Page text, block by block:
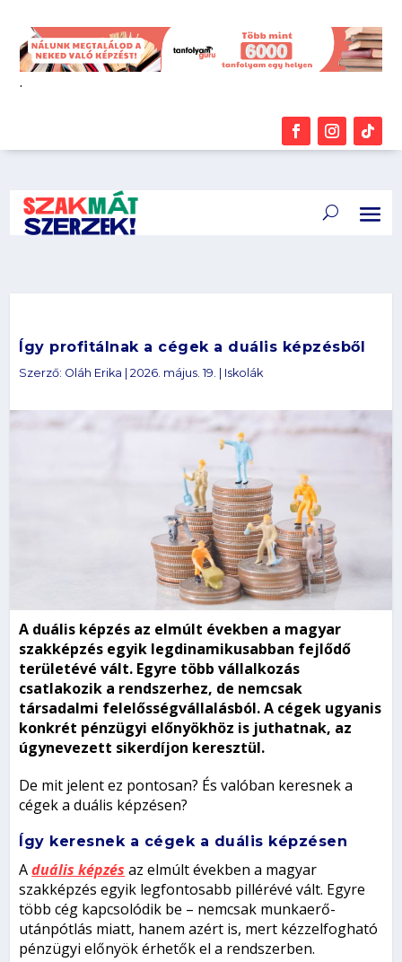
.
Így profitálnak a cégek a duális képzésből
Szerző: Oláh Erika |2026. május. 19. Iskolák
A duális képzés az elmúlt években a magyar
szakképzés egyik legdinamikusabban fejlődő
területévé vált. Egyre több vállalkozás
csatlakozik a rendszerhez, de nemcsak
társadalmi felelősségvállalásból. A cégek ugyanis
konkrét pénzügyi előnyökhöz is juthatnak, az
úgynevezett sikerdíjon keresztül.
De mit jelent ez pontosan? És valóban keresnek a
cégek a duális képzésen?
Így keresnek a cégek a duális képzésen
Aduális képzés az elmúlt években a magyar
szakképzés egyik legfontosabb pillérévé vált. Egyre
több cég kapcsolódik be – nemcsak munkaerő-
utánpótlás miatt, hanem azért is, mert kézzelfogható
pénzügyi előnyök érhetők el a rendszerben.